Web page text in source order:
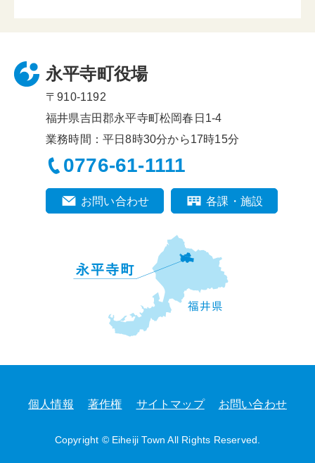
永平寺町役場
〒910-1192
福井県吉田郡永平寺町松岡春日1-4
業務時間：平日8時30分から17時15分
0776-61-1111
お問い合わせ 各課・施設
個人情報 著作権 サイトマップ お問い合わせ
Copyright © Eiheiji Town All Rights Reserved.